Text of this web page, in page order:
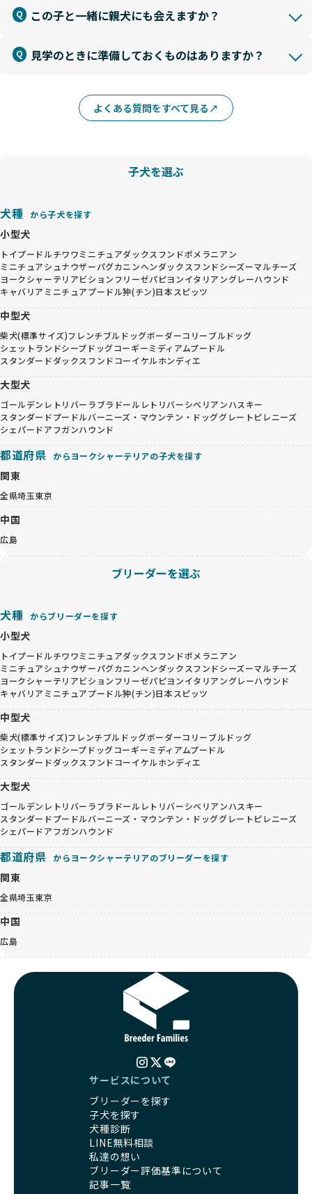
この子と一緒に親犬にも会えますか？
見学のときに準備しておくものはありますか？
よくある質問をすべて見る
子犬を選ぶ
犬種 から子犬を探す
小型犬
トイプードルチワワミニチュアダックスフンドポメラニアン
ミニチュアシュナウザーパグカニンヘンダックスフンドシーズーマルチーズ
ヨークシャーテリアビションフリーゼパピヨンイタリアングレーハウンド
キャバリア ミニチュアプードル狆(チン)日本スピッツ
中型犬
柴犬(標準サイズ)フレンチブルドッグボーダーコリーブルドッグ
シェットランドシープドッグコーギーミディアムプードル
スタンダードダックスフンドコーイケルホンディエ
大型犬
ゴールデンレトリバー ラブラドールレトリバーシベリアンハスキー
スタンダードプードルバーニーズ・マウンテン・ドッググレートピレニーズ
シェパードアフガンハウンド
都道府県 からヨークシャーテリアの子犬を探す
関東
全県埼玉東京
中国
広島
ブリーダーを選ぶ
犬種 からブリーダーを探す
小型犬
トイプードルチワワミニチュアダックスフンドポメラニアン
ミニチュアシュナウザーパグカニンヘンダックスフンドシーズーマルチーズ
ヨークシャーテリアビションフリーゼパピヨンイタリアングレーハウンド
キャバリア ミニチュアプードル狆(チン)日本スピッツ
中型犬
柴犬(標準サイズ)フレンチブルドッグボーダーコリーブルドッグ
シェットランドシープドッグコーギーミディアムプードル
スタンダードダックスフンドコーイケルホンディエ
大型犬
ゴールデンレトリバー ラブラドールレトリバーシベリアンハスキー
スタンダードプードルバーニーズ・マウンテン・ドッググレートピレニーズ
シェパードアフガンハウンド
都道府県 からヨークシャーテリアのブリーダーを探す
関東
全県埼玉東京
中国
広島
サービスについて
ブリーダーを探す
子犬を探す
犬種診断
LINE無料相談
私達の想い
ブリーダー評価基準について
記事一覧